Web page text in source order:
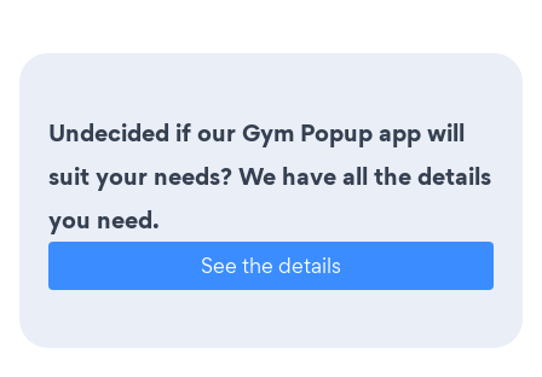
Undecided if our Gym Popup app will
suit your needs? We have all the details
you need.
See the details